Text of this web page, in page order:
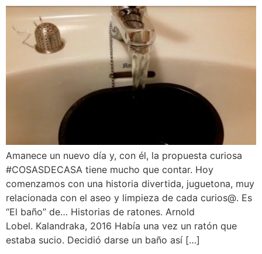
Amanece un nuevo día y, con él, la propuesta curiosa
#COSASDECASA tiene mucho que contar. Hoy
comenzamos con una historia divertida, juguetona, muy
relacionada con el aseo y limpieza de cada curios@. Es
“El baño” de… Historias de ratones. Arnold
Lobel. Kalandraka, 2016 Había una vez un ratón que
estaba sucio. Decidió darse un baño así […]